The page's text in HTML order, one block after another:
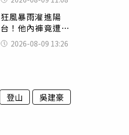
盤、「小心地滑」
告示牌也帶回家
狂風暴雨灌進陽
台！他內褲竟遭颱
風吹走 陳世軒神
回1句笑翻上萬網友
2026-08-09 13:26
登山
吳建豪